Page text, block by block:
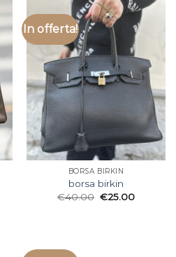
In offerta!
BORSA BIRKIN
borsa birkin
€40.00 €25.00